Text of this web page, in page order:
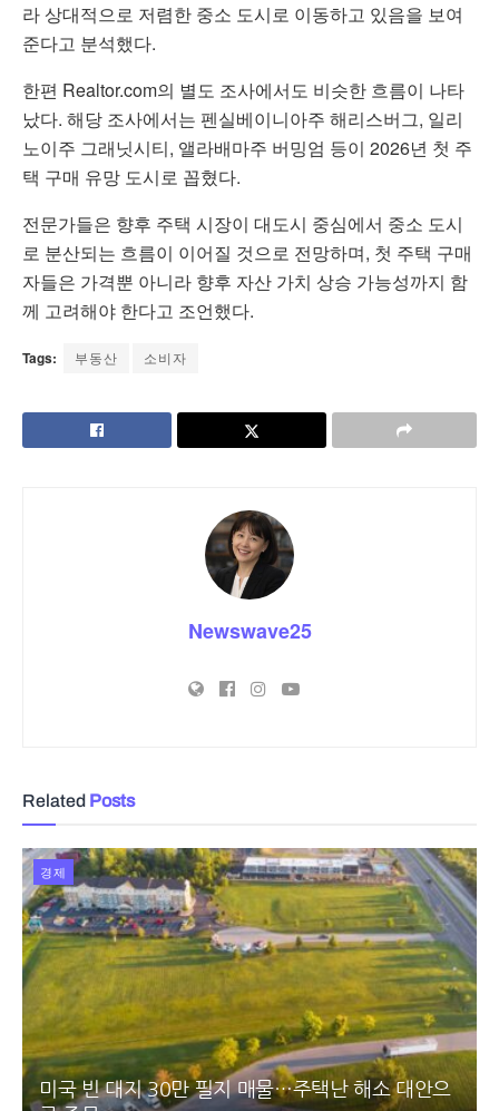
라 상대적으로 저렴한 중소 도시로 이동하고 있음을 보여
준다고 분석했다.
한편 Realtor.com의 별도 조사에서도 비슷한 흐름이 나타
났다. 해당 조사에서는 펜실베이니아주 해리스버그, 일리
노이주 그래닛시티, 앨라배마주 버밍엄 등이 2026년 첫 주
택 구매 유망 도시로 꼽혔다.
전문가들은 향후 주택 시장이 대도시 중심에서 중소 도시
로 분산되는 흐름이 이어질 것으로 전망하며, 첫 주택 구매
자들은 가격뿐 아니라 향후 자산 가치 상승 가능성까지 함
께 고려해야 한다고 조언했다.
Tags: 부동산 소비자
Newswave25
Related Posts
경제
미국 빈 대지 30만 필지 매물…주택난 해소 대안으